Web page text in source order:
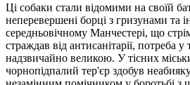
Ці собаки стали відомими на своїй
неперевершені борці з гризунами
середньовічному Манчестері, що
страждав від антисанітарії, потреба
надзвичайно великою. У тісних
чорнопідпалий тер'єр здобув